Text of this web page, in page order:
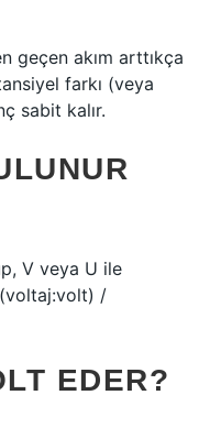
geçen akım arttıkça
farkı (veya
sabit kalır.
V veya U ile
/
EDER?